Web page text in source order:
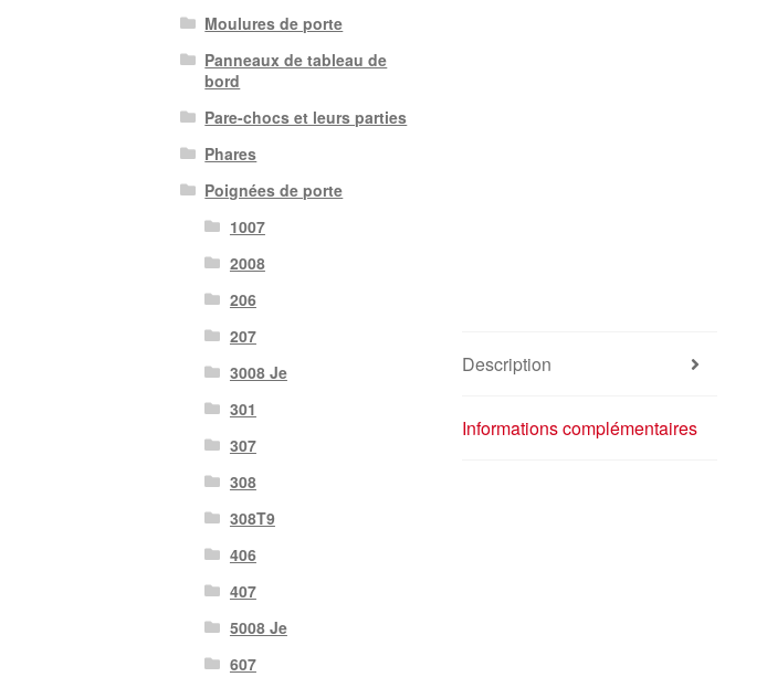
Description
Informations complémentaires
Moulures de porte
Panneaux de tableau de
bord
Pare-chocs et leurs parties
Phares
Poignées de porte
1007
2008
206
207
3008 Je
301
307
308
308T9
406
407
5008 Je
607